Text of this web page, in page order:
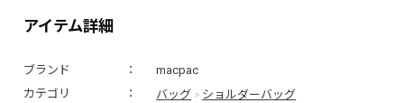
アイテム詳細
ブランド
macpac
カテゴリ
バッグ > ショルダーバッグ